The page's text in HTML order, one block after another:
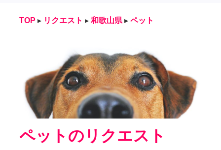
TOP ▸ リクエスト ▸ 和歌山県 ▸ ペット
ペットのリクエスト